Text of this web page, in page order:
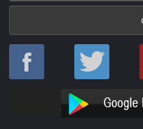
Haber
Oku
Haber
Oku